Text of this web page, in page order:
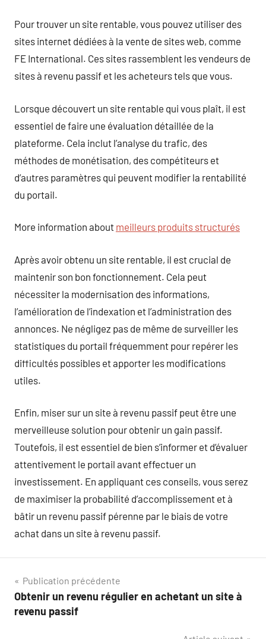
Pour trouver un site rentable, vous pouvez utiliser des
sites internet dédiées à la vente de sites web, comme
FE International. Ces sites rassemblent les vendeurs de
sites à revenu passif et les acheteurs tels que vous.
Lorsque découvert un site rentable qui vous plaît, il est
essentiel de faire une évaluation détaillée de la
plateforme. Cela inclut l’analyse du trafic, des
méthodes de monétisation, des compétiteurs et
d’autres paramètres qui peuvent modifier la rentabilité
du portail.
More information about meilleurs produits structurés
Après avoir obtenu un site rentable, il est crucial de
maintenir son bon fonctionnement. Cela peut
nécessiter la modernisation des informations,
l’amélioration de l’indexation et l’administration des
annonces. Ne négligez pas de même de surveiller les
statistiques du portail fréquemment pour repérer les
difficultés possibles et apporter les modifications
utiles.
Enfin, miser sur un site à revenu passif peut être une
merveilleuse solution pour obtenir un gain passif.
Toutefois, il est essentiel de bien s’informer et d’évaluer
attentivement le portail avant effectuer un
investissement. En appliquant ces conseils, vous serez
de maximiser la probabilité d’accomplissement et à
bâtir un revenu passif pérenne par le biais de votre
achat dans un site à revenu passif.
Navigation
de
Publication précédente
Obtenir un revenu régulier en achetant un site à
revenu passif